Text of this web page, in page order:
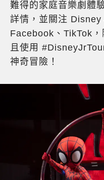
難得的家庭音樂劇體
詳情，並關注
Facebook、TikTok，
且使用
神奇冒險！